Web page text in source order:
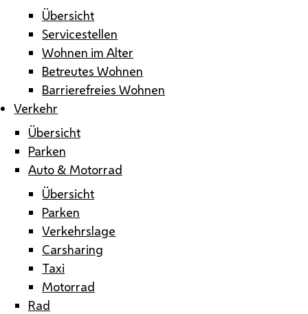
Übersicht
Servicestellen
Wohnen im Alter
Betreutes Wohnen
Barrierefreies Wohnen
Verkehr
Übersicht
Parken
Auto & Motorrad
Übersicht
Parken
Verkehrslage
Carsharing
Taxi
Motorrad
Rad